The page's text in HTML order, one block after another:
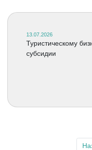
13.07.2026
Туристическому
субсидии